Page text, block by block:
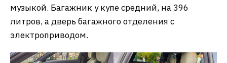
музыкой. Багажник у купе средний, на 396
литров, а дверь багажного отделения с
электроприводом.